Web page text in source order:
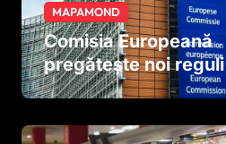
MAPAMOND
Comisia Europeană
pregătește noi
tutun și țigările